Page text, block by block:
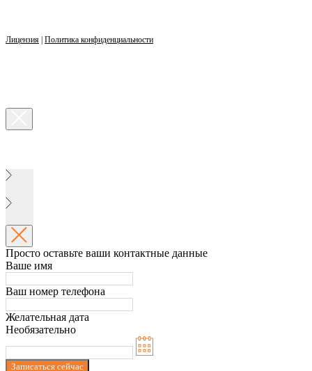
Лицензия Политика конфиденциальности
Просто оставьте ваши контактные данные
Ваше имя
Ваш номер телефона
Желательная дата
Необязательно
Записаться сейчас